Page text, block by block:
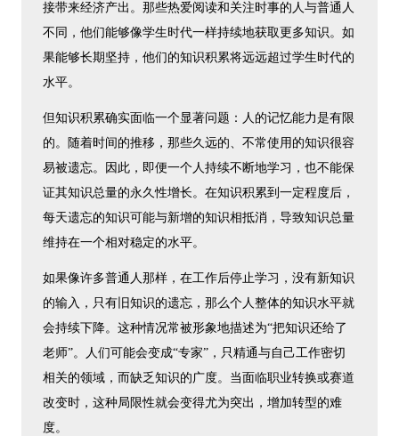
接带来经济产出。那些热爱阅读和关注时事的人与普通人
不同，他们能够像学生时代一样持续地获取更多知识。如
果能够长期坚持，他们的知识积累将远远超过学生时代的
水平。
但知识积累确实面临一个显著问题：人的记忆能力是有限
的。随着时间的推移，那些久远的、不常使用的知识很容
易被遗忘。因此，即便一个人持续不断地学习，也不能保
证其知识总量的永久性增长。在知识积累到一定程度后，
每天遗忘的知识可能与新增的知识相抵消，导致知识总量
维持在一个相对稳定的水平。
如果像许多普通人那样，在工作后停止学习，没有新知识
的输入，只有旧知识的遗忘，那么个人整体的知识水平就
会持续下降。这种情况常被形象地描述为“把知识还给了
老师”。人们可能会变成“专家”，只精通与自己工作密切
相关的领域，而缺乏知识的广度。当面临职业转换或赛道
改变时，这种局限性就会变得尤为突出，增加转型的难
度。